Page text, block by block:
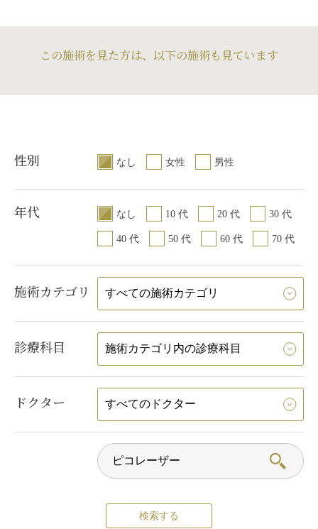
この施術を見た方は、以下の施術も見ています
性別 なし 女性 男性
年代 なし 10 代 20 代 30 代
40 代 50 代 60 代 70 代
施術カテゴリ
診療科目
ドクター